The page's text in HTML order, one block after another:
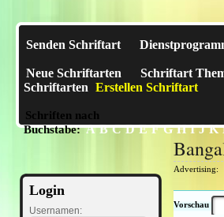
Senden Schriftart
Neue Schriftarten Schriftart
Schriftarten Erstellen Schriftart
Schriften nach
Buchstabe:A B C D E F G H I J K
Login
Usernamen:
Advertising:
Vorschau